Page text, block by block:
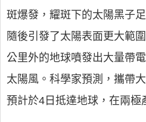
斑爆發，耀斑下的太陽黑子
隨後引發了太陽表面更大範
公里外的地球噴發出大量帶
太陽風。科學家預測，攜帶
預計於4日抵達地球，在兩極